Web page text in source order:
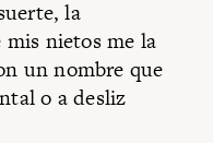
la
nietos me la
un nombre que
o a desliz